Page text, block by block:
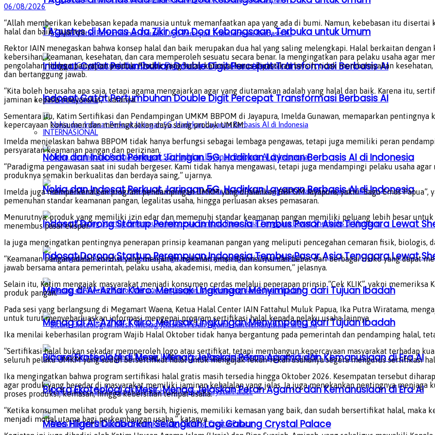
Indosat Catat Pertumbuhan Double Digit Percepat Transformasi Berbasis AI
INTERNASIONAL
Nokia dan Indosat Perkuat Jaringan 5G, Hadirkan Layanan Berbasis AI di Indonesia
Indosat Dorong Startup Perempuan Indonesia Tembus Pasar Asia Tenggara Lewat
Menag di Al-Azhar Kairo: Merusak Lingkungan Menyimpang dari Tujuan Ibadah
Bicara Ekoteologi di Mesir, Menag Jelaskan Peran Agama dan Kemanusiaan di Era AI
Mees Hilgers Dikabarkan Selangkah Lagi Gabung Crystal Palace
1 Agustus di Monas Ada Zikir dan Doa Kebangsaan, Terbuka untuk Umum
Indosat Catat Pertumbuhan Double Digit Percepat Transformasi Berbasis AI
INTERNASIONAL
Nokia dan Indosat Perkuat Jaringan 5G, Hadirkan Layanan Berbasis AI di Indonesia
Indosat Dorong Startup Perempuan Indonesia Tembus Pasar Asia Tenggara Lewat
Menag di Al-Azhar Kairo: Merusak Lingkungan Menyimpang dari Tujuan Ibadah
Bicara Ekoteologi di Mesir, Menag Jelaskan Peran Agama dan Kemanusiaan di Era AI
06/08/2026
“Allah memberikan kebebasan kepada manusia untuk memanfaatkan apa yang ada di bumi. Namun, kebebasan itu
halal dan baik,” ujarnya.
Rektor IAIN menegaskan bahwa konsep halal dan baik merupakan dua hal yang saling melengkapi. Halal berkaitan
kebersihan, keamanan, kesehatan, dan cara memperoleh sesuatu secara benar. Ia mengingatkan para pelaku usaha agar
pengolahan, hingga penyajian produk. Produk yang halal, katanya, harus dipastikan bersih, tidak membahayakan
dan bertanggung jawab.
“Kita boleh berusaha apa saja, tetapi agama mengajarkan agar yang diutamakan adalah yang halal dan baik. Karena itu,
jaminan kepada masyarakat,” katanya.
Sementara itu, Katim Sertifikasi dan Pendampingan UMKM BBPOM di Jayapura, Imelda Gunawan, memaparkan
kepercayaan konsumen dan meningkatkan daya saing produk UMKM.
Imelda menjelaskan bahwa BBPOM tidak hanya berfungsi sebagai lembaga pengawas, tetapi juga memiliki peran
persyaratan keamanan pangan dan perizinan.
“Paradigma pengawasan saat ini sudah bergeser. Kami tidak hanya mengawasi, tetapi juga mendampingi pelaku usaha
produknya semakin berkualitas dan berdaya saing,” ujarnya.
Imelda juga memperkenalkan program pendampingan UMKM yang dijalankan BBPOM Jayapura, yakni “Sagu Emas
pemenuhan standar keamanan pangan, legalitas usaha, hingga perluasan akses pemasaran.
Menurutnya, produk yang memiliki izin edar dan memenuhi standar keamanan pangan memiliki peluang lebih besar untuk
menembus pasar ekspor.
Ia juga mengingatkan pentingnya penerapan prinsip keamanan pangan yang meliputi pencegahan cemaran fisik, biologis,
“Keamanan pangan adalah kondisi yang menjamin makanan aman dikonsumsi dan bebas dari berbagai risiko yang dapat
jawab bersama antara pemerintah, pelaku usaha, akademisi, media, dan konsumen,” jelasnya.
Selain itu, Katim mengajak masyarakat menjadi konsumen cerdas melalui penerapan prinsip “Cek KLIK”, yakni memeriksa
produk pangan.
Pada sesi yang berlangsung di Megamart Waena, Ketua Halal Center IAIN Fattahul Muluk Papua, Ika Putra Wiratama,
untuk turut menyebarluaskan informasi mengenai program sertifikasi halal kepada pelaku usaha lainnya
Ika menilai keberhasilan program Wajib Halal Oktober tidak hanya bergantung pada pemerintah dan pendamping halal,
“Sertifikasi halal bukan sekadar memperoleh logo atau sertifikat, tetapi membangun kepercayaan masyarakat terhadap
seluruh pelaku UMKM yang sudah bersertifikat halal untuk mengajak rekan-rekan usahanya segera mengurus sertifikasi
Ika mengingatkan bahwa program sertifikasi halal gratis masih tersedia hingga Oktober 2026. Kesempatan tersebut
agar produk yang beredar di masyarakat memiliki jaminan kehalalan yang jelas. Ia juga menekankan pentingnya menjaga
proses produksi, kemasan, hingga kebersihan tempat usaha.
“Ketika konsumen melihat produk yang bersih, higienis, memiliki kemasan yang baik, dan sudah bersertifikat halal, maka
menjadi modal utama bagi perkembangan usaha,” katanya.